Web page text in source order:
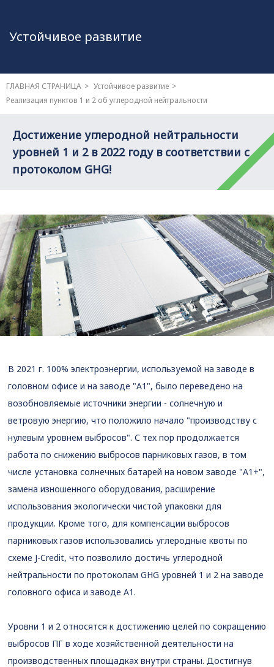
Устойчивое развитие
ГЛАВНАЯ СТРАНИЦА
Устойчивое развитие
Реализация пунктов 1 и 2 об углеродной нейтральности
Достижение углеродной нейтральности
уровней 1 и 2 в 2022 году в соответствии с
протоколом GHG!
В 2021 г. 100% электроэнергии, используемой на заводе в
головном офисе и на заводе "А1", было переведено на
возобновляемые источники энергии - солнечную и
ветровую энергию, что положило начало "производству с
нулевым уровнем выбросов". С тех пор продолжается
работа по снижению выбросов парниковых газов, в том
числе установка солнечных батарей на новом заводе "А1+",
замена изношенного оборудования, расширение
использования экологически чистой упаковки для
продукции. Кроме того, для компенсации выбросов
парниковых газов использовались углеродные квоты по
схеме J-Credit, что позволило достичь углеродной
нейтральности по протоколам GHG уровней 1 и 2 на заводе
головного офиса и заводе А1.
Уровни 1 и 2 относятся к достижению целей по сокращению
выбросов ПГ в ходе хозяйственной деятельности на
производственных площадках внутри страны. Достигнув